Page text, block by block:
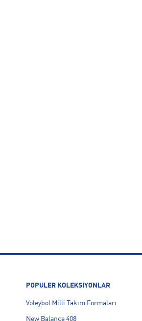
POPÜLER KOLEKSİYONLAR
Voleybol Milli Takım Formaları
New Balance 408